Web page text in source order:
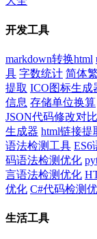
开发工具
markdown转换html
具 字数统计 简体
提取 ICO图标生成
信息 存储单位换算
JSON代码修改对
生成器 html链接提
语法检测工具 ES6
码语法检测优化
言语法检测优化
优化 C#代码检测
生活工具